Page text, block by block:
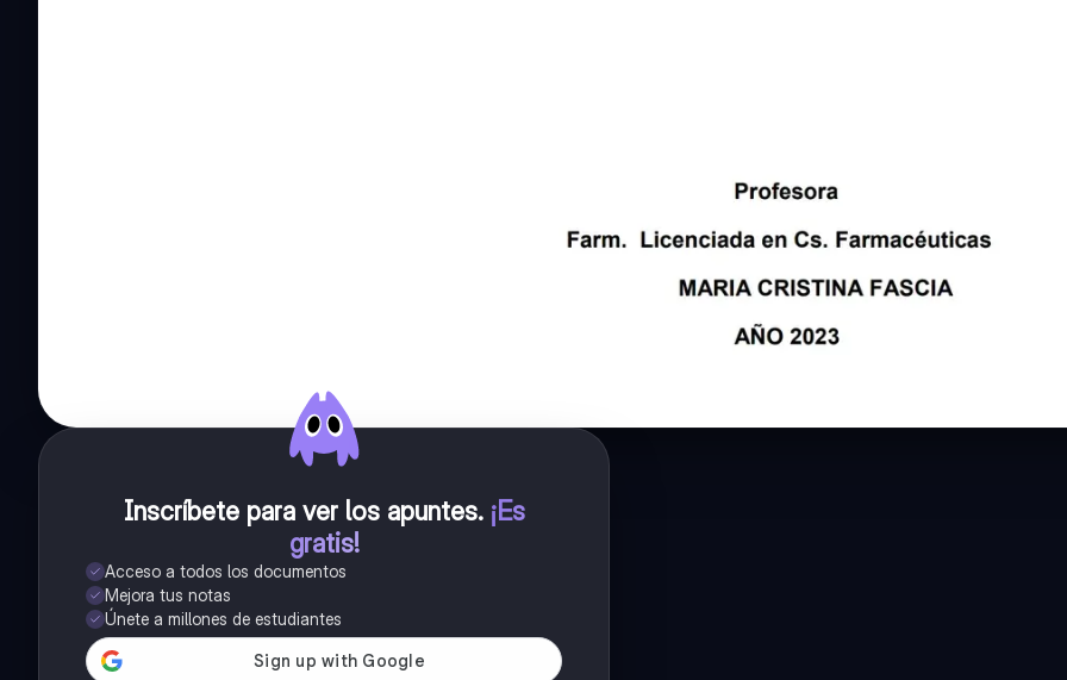
Inscríbete para ver los apuntes. ¡Es
gratis!
Acceso a todos los documentos
Mejora tus notas
Únete a millones de estudiantes